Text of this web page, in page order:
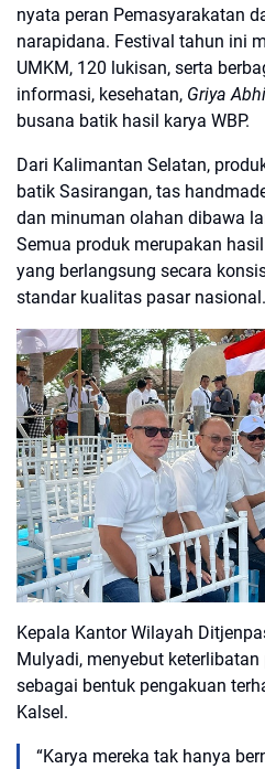
nyata peran Pemasyarakatan
narapidana. Festival tahun ini
UMKM, 120 lukisan, serta
informasi, kesehatan, Griya
busana batik hasil karya WBP.
Dari Kalimantan Selatan,
batik Sasirangan, tas
dan minuman olahan dibawa
Semua produk merupakan
yang berlangsung secara
standar kualitas pasar nasional.
Kepala Kantor Wilayah
Mulyadi, menyebut
sebagai bentuk pengakuan
Kalsel.
“Karya mereka tak hanya